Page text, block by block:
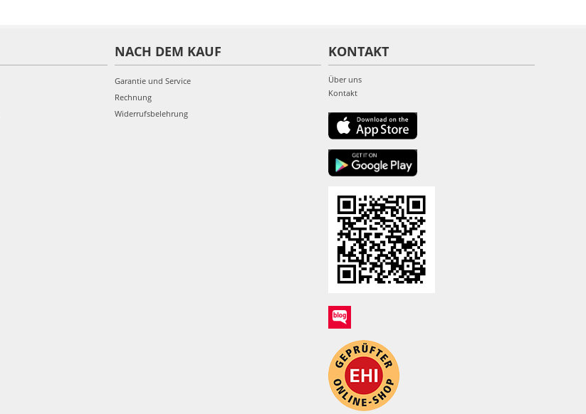
NACH DEM KAUF
Garantie und Service
Rechnung
Widerrufsbelehrung
KONTAKT
Über uns
Kontakt